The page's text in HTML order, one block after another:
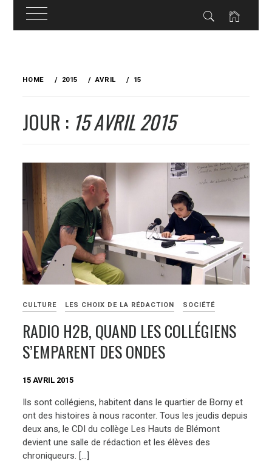
HOME 2015 AVRIL 15
JOUR : 15 AVRIL 2015
CULTURE LES CHOIX DE LA RÉDACTION SOCIÉTÉ
RADIO H2B, QUAND LES COLLÉGIENS
S’EMPARENT DES ONDES
15 AVRIL 2015
Ils sont collégiens, habitent dans le quartier de Borny et
ont des histoires à nous raconter. Tous les jeudis depuis
deux ans, le CDI du collège Les Hauts de Blémont
devient une salle de rédaction et les élèves des
chroniqueurs. […]